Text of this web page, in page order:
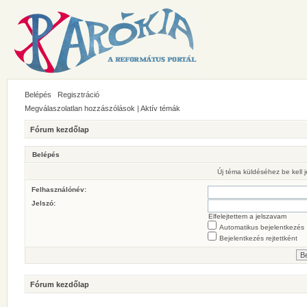
Belépés
Regisztráció
Megválaszolatlan hozzászólások | Aktív témák
Fórum kezdőlap
Belépés
Új téma küldéséhez be kell
Felhasználónév:
Jelszó:
Elfelejtettem a jelszavam
Automatikus bejelentkezés
Bejelentkezés rejtettként
Fórum kezdőlap